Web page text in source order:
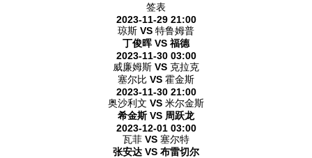
签表
2023-11-29 21:00
琼斯 VS 特鲁姆普
丁俊晖 VS 福德
2023-11-30 03:00
威廉姆斯 VS 克拉克
塞尔比 VS 霍金斯
2023-11-30 21:00
奥沙利文 VS 米尔金斯
希金斯 VS 周跃龙
2023-12-01 03:00
瓦菲 VS 塞尔特
张安达 VS 布雷切尔